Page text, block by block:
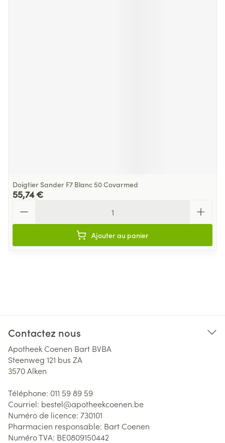
Doigtier Sander F7 Blanc 50 Covarmed
55,74 €
Ajouter au panier
Contactez nous
Apotheek Coenen Bart BVBA
Steenweg 121 bus ZA
3570Alken
Téléphone: 011 59 89 59
Courriel: bestel@apotheekcoenen.be
Numéro de licence: 730101
Pharmacien responsable: Bart Coenen
Numéro TVA: BE0809150442